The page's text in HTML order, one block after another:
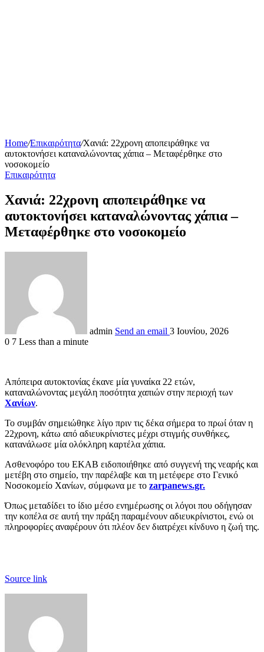
Home/Επικαιρότητα/Χανιά: 22χρονη αποπειράθηκε να
αυτοκτονήσει καταναλώνοντας χάπια – Μεταφέρθηκε στο
νοσοκομείο
Επικαιρότητα
Χανιά: 22χρονη αποπειράθηκε να
αυτοκτονήσει καταναλώνοντας χάπια –
Μεταφέρθηκε στο νοσοκομείο
admin Send an email 3 Ιουνίου, 2026
0 7 Less than a minute
Απόπειρα αυτοκτονίας έκανε μία γυναίκα 22 ετών,
καταναλώνοντας μεγάλη ποσότητα χαπιών στην περιοχή των
Χανίων.
Το συμβάν σημειώθηκε λίγο πριν τις δέκα σήμερα το πρωί όταν η
22χρονη, κάτω από αδιευκρίνιστες μέχρι στιγμής συνθήκες,
κατανάλωσε μία ολόκληρη καρτέλα χάπια.
Ασθενοφόρο του ΕΚΑΒ ειδοποιήθηκε από συγγενή της νεαρής και
μετέβη στο σημείο, την παρέλαβε και τη μετέφερε στο Γενικό
Νοσοκομείο Χανίων, σύμφωνα με το zarpanews.gr.
Όπως μεταδίδει το ίδιο μέσο ενημέρωσης οι λόγοι που οδήγησαν
την κοπέλα σε αυτή την πράξη παραμένουν αδιευκρίνιστοι, ενώ οι
πληροφορίες αναφέρουν ότι πλέον δεν διατρέχει κίνδυνο η ζωή της.
Source link